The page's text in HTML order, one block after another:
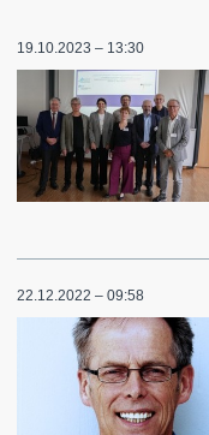
19.10.2023 – 13:30
22.12.2022 – 09:58